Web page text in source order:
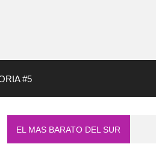
#5
EL MAS BARATO DEL SUR